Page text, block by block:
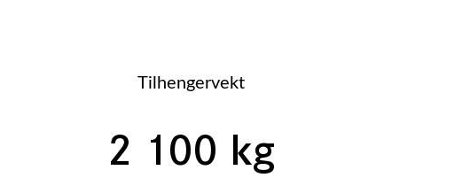
Tilhengervekt
2 100 kg